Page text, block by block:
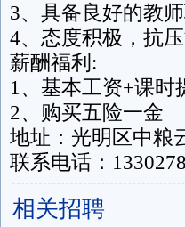
3、具备良好的教
4、态度积极，抗压
薪酬福利:
1、基本工资+课时
2、购买五险一金
地址：光明区中粮
联系电话：
相关招聘